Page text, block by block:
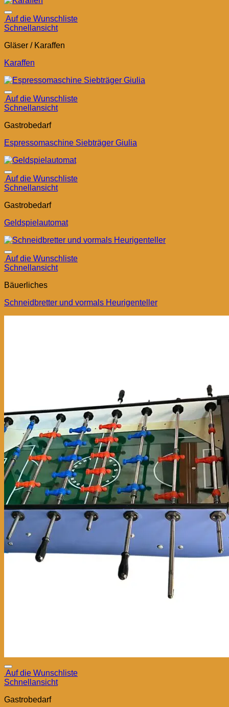
Auf die Wunschliste
Schnellansicht
Gläser / Karaffen
Karaffen
Auf die Wunschliste
Schnellansicht
Gastrobedarf
Espressomaschine Siebträger Giulia
Auf die Wunschliste
Schnellansicht
Gastrobedarf
Geldspielautomat
Auf die Wunschliste
Schnellansicht
Bäuerliches
Schneidbretter und vormals Heurigenteller
Auf die Wunschliste
Schnellansicht
Gastrobedarf